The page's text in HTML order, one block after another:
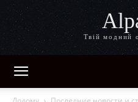
Твій модний